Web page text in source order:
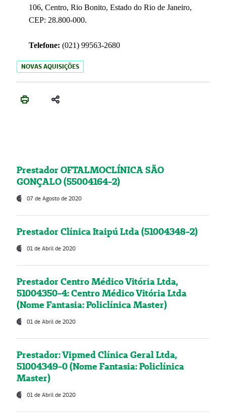
106, Centro, Rio Bonito, Estado do Rio de Janeiro,
CEP: 28.800-000.
Telefone: (021) 99563-2680
NOVAS AQUISIÇÕES
Prestador OFTALMOCLÍNICA SÃO
GONÇALO (55004164-2)
07 de Agosto de 2020
Prestador Clínica Itaipú Ltda (51004348-2)
01 de Abril de 2020
Prestador Centro Médico Vitória Ltda,
51004350-4: Centro Médico Vitória Ltda
(Nome Fantasia: Policlínica Master)
01 de Abril de 2020
Prestador: Vipmed Clínica Geral Ltda,
51004349-0 (Nome Fantasia: Policlínica
Master)
01 de Abril de 2020